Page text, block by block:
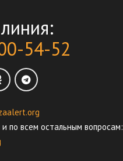
54-52
по всем остальным вопросам: